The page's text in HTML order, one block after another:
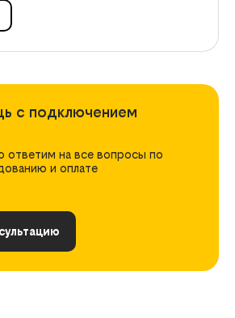
с подключением
ответим на все вопросы по
и оплате